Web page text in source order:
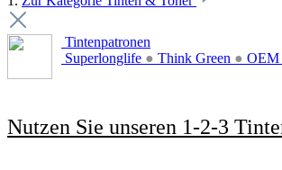
Tintenpatronen
Superlonglife ● Think Green ● OEM
Nutzen Sie unseren 1-2-3